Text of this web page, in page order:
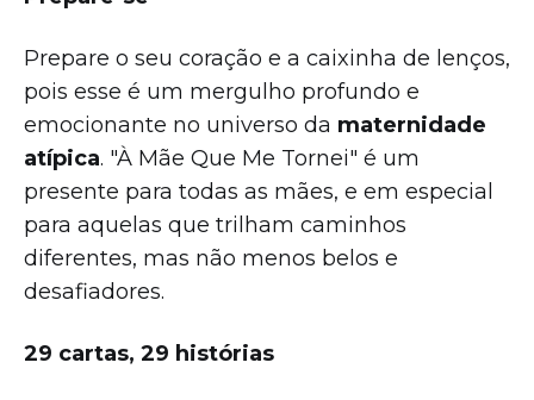
Prepare o seu coração e a caixinha de lenços,
pois esse é um mergulho profundo e
emocionante no universo da maternidade
atípica. "À Mãe Que Me Tornei" é um
presente para todas as mães, e em especial
para aquelas que trilham caminhos
diferentes, mas não menos belos e
desafiadores.
29 cartas, 29 histórias